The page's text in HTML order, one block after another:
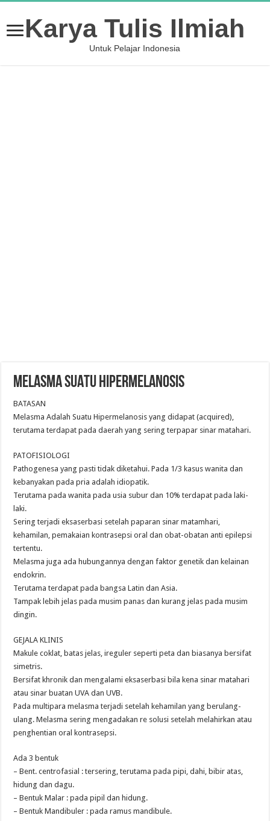
Karya Tulis Ilmiah
Untuk Pelajar Indonesia
MELASMA SUATU HIPERMELANOSIS
BATASAN
Melasma Adalah Suatu Hipermelanosis yang didapat (acquired),
terutama terdapat pada daerah yang sering terpapar sinar matahari.
PATOFISIOLOGI
Pathogenesa yang pasti tidak diketahui. Pada 1/3 kasus wanita dan
kebanyakan pada pria adalah idiopatik.
Terutama pada wanita pada usia subur dan 10% terdapat pada laki-
laki.
Sering terjadi eksaserbasi setelah paparan sinar matamhari,
kehamilan, pemakaian kontrasepsi oral dan obat-obatan anti epilepsi
tertentu.
Melasma juga ada hubungannya dengan faktor genetik dan kelainan
endokrin.
Terutama terdapat pada bangsa Latin dan Asia.
Tampak lebih jelas pada musim panas dan kurang jelas pada musim
dingin.
GEJALA KLINIS
Makule coklat, batas jelas, ireguler seperti peta dan biasanya bersifat
simetris.
Bersifat khronik dan mengalami eksaserbasi bila kena sinar matahari
atau sinar buatan UVA dan UVB.
Pada multipara melasma terjadi setelah kehamilan yang berulang-
ulang. Melasma sering mengadakan re solusi setelah melahirkan atau
penghentian oral kontrasepsi.
Ada 3 bentuk
– Bent. centrofasial : tersering, terutama pada pipi, dahi, bibir atas,
hidung dan dagu.
– Bentuk Malar : pada pipil dan hidung.
– Bentuk Mandibuler : pada ramus mandibule.